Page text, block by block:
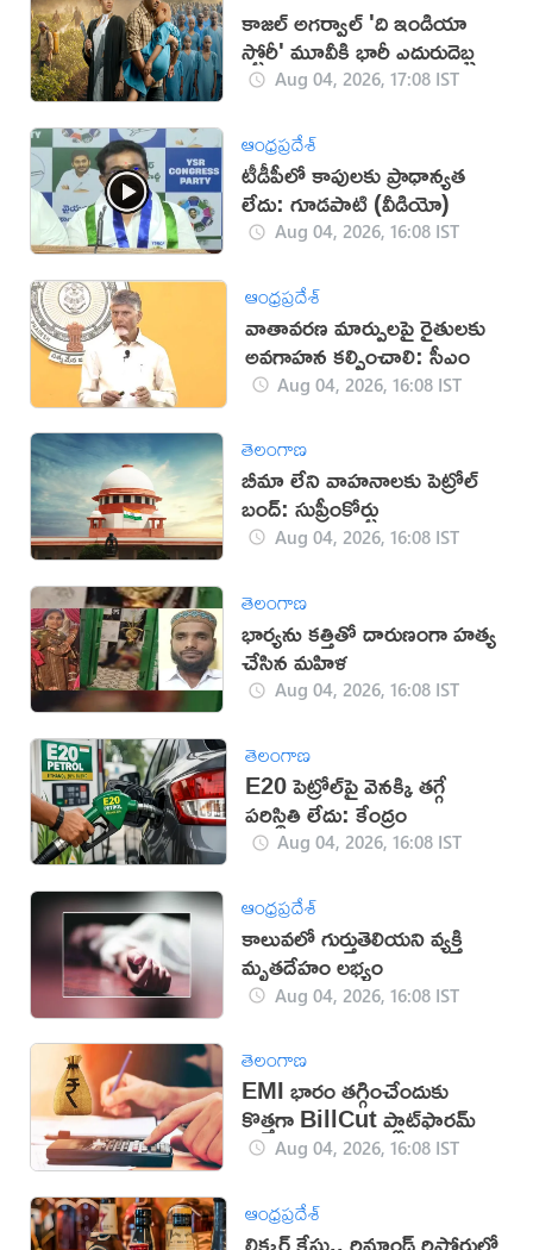
కాజల్ అగర్వాల్ 'ది ఇండియా
స్టోరీ' మూవీకి భారీ ఎదురుదెబ్బ
Aug 04, 2026, 17:08 IST
ఆంధ్రప్రదేశ్
టీడీపీలో కాపులకు ప్రాధాన్యత
లేదు: గూడపాటి (వీడియో)
Aug 04, 2026, 16:08 IST
ఆంధ్రప్రదేశ్
వాతావరణ మార్పులపై రైతులకు
అవగాహన కల్పించాలి: సీఎం
Aug 04, 2026, 16:08 IST
తెలంగాణ
బీమా లేని వాహనాలకు పెట్రోల్
బంద్: సుప్రీంకోర్టు
Aug 04, 2026, 16:08 IST
తెలంగాణ
భార్యను కత్తితో దారుణంగా హత్య
చేసిన మహిళ
Aug 04, 2026, 16:08 IST
తెలంగాణ
E20 పెట్రోల్‌పై వెనక్కి తగ్గే
పరిస్థితి లేదు: కేంద్రం
Aug 04, 2026, 16:08 IST
ఆంధ్రప్రదేశ్
కాలువలో గుర్తుతెలియని వ్యక్తి
మృతదేహం లభ్యం
Aug 04, 2026, 16:08 IST
తెలంగాణ
EMI భారం తగ్గించేందుకు
కొత్తగా BillCut ప్లాట్‌ఫారమ్
Aug 04, 2026, 16:08 IST
ఆంధ్రప్రదేశ్